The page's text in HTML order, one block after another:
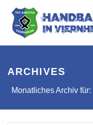
ARCHIVES
Monatliches Archiv